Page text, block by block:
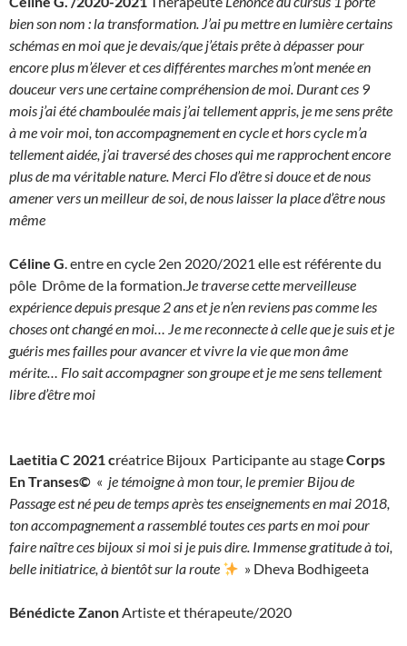
bien son nom : la transformation. J’ai pu mettre en lumière certains
schémas en moi que je devais/que j’étais prête à dépasser pour
encore plus m’élever et ces différentes marches m’ont menée en
douceur vers une certaine compréhension de moi. Durant ces 9
mois j’ai été chamboulée mais j’ai tellement appris, je me sens prête
à me voir moi, ton accompagnement en cycle et hors cycle m’a
tellement aidée, j’ai traversé des choses qui me rapprochent encore
plus de ma véritable nature. Merci Flo d’être si douce et de nous
amener vers un meilleur de soi, de nous laisser la place d’être nous
même
Céline G. entre en cycle 2en 2020/2021 elle est référente du
pôle Drôme de la formation.Je traverse cette merveilleuse
expérience depuis presque 2 ans et je n’en reviens pas comme les
choses ont changé en moi… Je me reconnecte à celle que je suis et je
guéris mes failles pour avancer et vivre la vie que mon âme
mérite… Flo sait accompagner son groupe et je me sens tellement
libre d’être moi
Laetitia C 2021 créatrice Bijoux Participante au stageCorps
En Transes© « je témoigne à mon tour, le premier Bijou de
Passage est né peu de temps après tes enseignements en mai 2018,
ton accompagnement a rassemblé toutes ces parts en moi pour
faire naître ces bijoux si moi si je puis dire. Immense gratitude à toi,
belle initiatrice, à bientôt sur la route
» Dheva Bodhigeeta
Bénédicte ZanonArtiste et thérapeute/2020